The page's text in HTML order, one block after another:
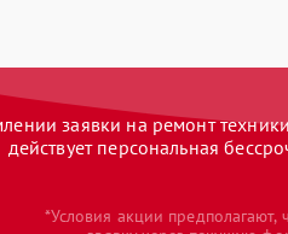
заявки на ремонт техники
действует персональная
*Условия акции предполагают,